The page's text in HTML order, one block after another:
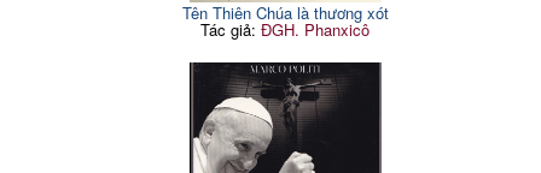
Tên Thiên Chúa là thương xót
Tác giả:ĐGH. Phanxicô